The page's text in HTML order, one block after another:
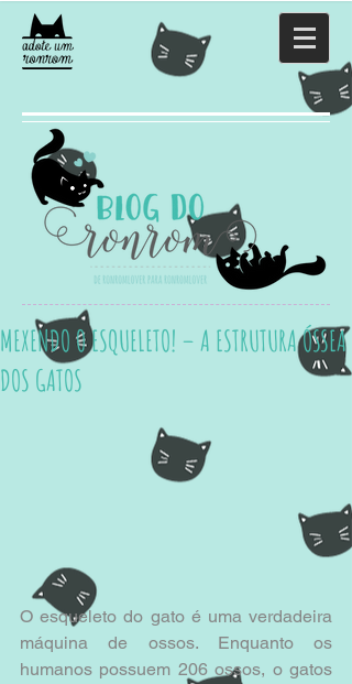
MEXENDO O ESQUELETO! – A ESTRUTURA ÓSSEA
DOS GATOS
O esqueleto do gato é uma verdadeira
máquina de ossos. Enquanto os
humanos possuem 206 ossos, o gatos